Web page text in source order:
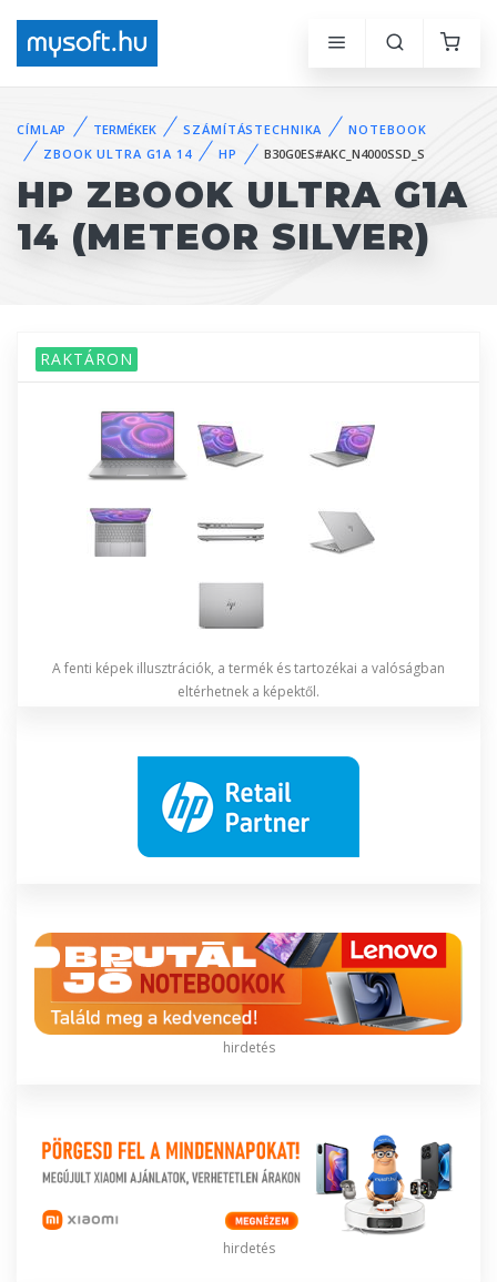
CÍMLAP TERMÉKEK SZÁMÍTÁSTECHNIKA
NOTEBOOK
ZBOOK ULTRA G1A 14
HP B30G0ES#AKC_N4000SSD_S
HP ZBOOK ULTRA G1A
14 (METEOR SILVER)
RAKTÁRON
A fenti képek illusztrációk, a termék és tartozékai a valóságban
eltérhetnek a képektől.
hirdetés
hirdetés